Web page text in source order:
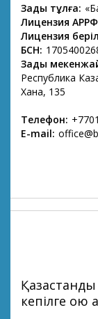
Заңды тұлға:
Лицензия
Лицензия
БСН:
Заңды
Республика
Хана, 135
Телефон:
E-mail:
кепілге